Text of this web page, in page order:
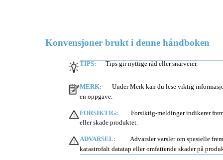
Konvensjoner brukt i denne håndboken
TIPS: Tips gir nyttige råd eller snarveier.
MERK:
Under Merk kan du lese viktig
en oppgave.
FORSIKTIG:
Forsiktig-meldinger indikerer
eller skade produktet.
ADVARSEL:
Advarsler varsler om spesielle
katastrofalt datatap eller omfattende skader på